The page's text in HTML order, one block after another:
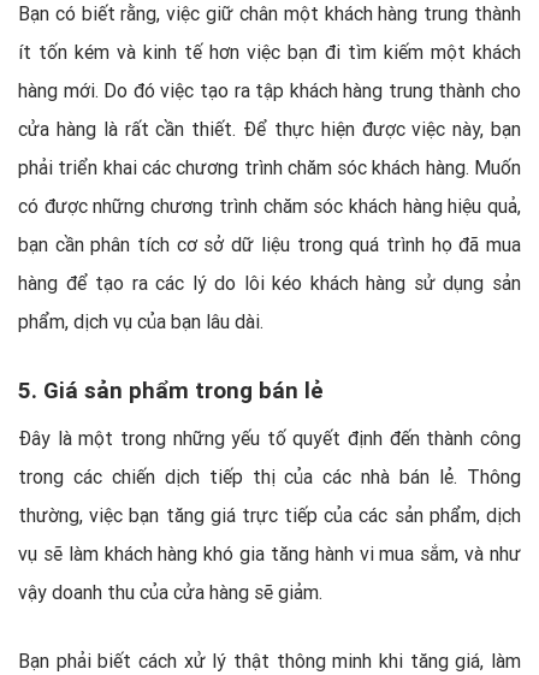
Bạn có biết rằng, việc giữ chân một khách hàng trung thành
ít tốn kém và kinh tế hơn việc bạn đi tìm kiếm một khách
hàng mới. Do đó việc tạo ra tập khách hàng trung thành cho
cửa hàng là rất cần thiết. Để thực hiện được việc này, bạn
phải triển khai các chương trình chăm sóc khách hàng. Muốn
có được những chương trình chăm sóc khách hàng hiệu quả,
bạn cần phân tích cơ sở dữ liệu trong quá trình họ đã mua
hàng để tạo ra các lý do lôi kéo khách hàng sử dụng sản
phẩm, dịch vụ của bạn lâu dài.
5. Giá sản phẩm trong bán lẻ
Đây là một trong những yếu tố quyết định đến thành công
trong các chiến dịch tiếp thị của các nhà bán lẻ. Thông
thường, việc bạn tăng giá trực tiếp của các sản phẩm, dịch
vụ sẽ làm khách hàng khó gia tăng hành vi mua sắm, và như
vậy doanh thu của cửa hàng sẽ giảm.
Bạn phải biết cách xử lý thật thông minh khi tăng giá, làm